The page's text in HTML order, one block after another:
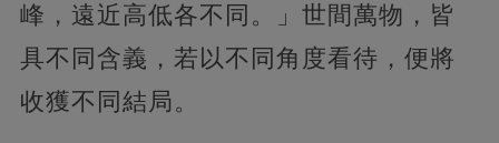
峰，遠近高低各不同。」世間萬物，皆
具不同含義，若以不同角度看待，便將
收獲不同結局。